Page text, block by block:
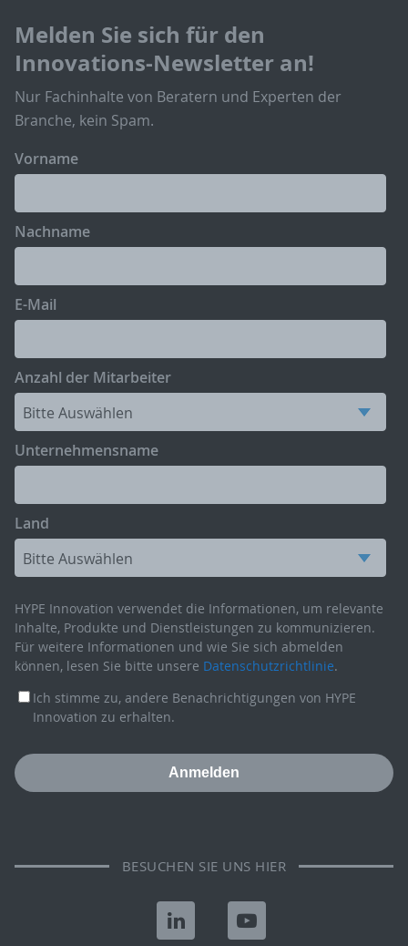
Melden Sie sich für den
Innovations-Newsletter an!
Nur Fachinhalte von Beratern und Experten der
Branche, kein Spam.
Vorname
Nachname
E-Mail
Anzahl der Mitarbeiter
Unternehmensname
Land
HYPE Innovation verwendet die Informationen, um relevante
Inhalte, Produkte und Dienstleistungen zu kommunizieren.
Für weitere Informationen und wie Sie sich abmelden
können, lesen Sie bitte unsere Datenschutzrichtlinie.
Ich stimme zu, andere Benachrichtigungen von HYPE
Innovation zu erhalten.
BESUCHEN SIE UNS HIER